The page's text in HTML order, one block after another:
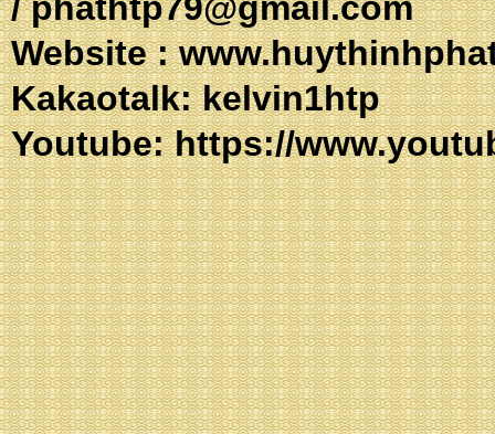
Website :
Kakaotalk:
Youtube:https://